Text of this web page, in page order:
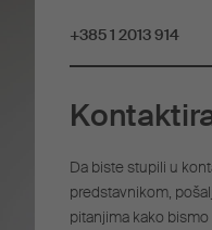
+385 1 2013 914
Da biste stupili u
predstavnikom,
pitanjima kako